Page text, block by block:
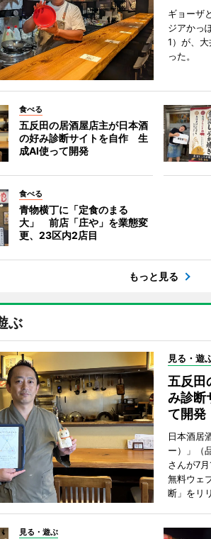
ギョーザ
ジアかっ
1）が、
った。
食べる
五反田の居酒屋店主が日本酒
の好み診断サイトを自作 生
成AI使って開発
食べる
青物横丁に「定食のまる
大」 前店「庄や」を業態変
更、23区内2店目
もっと見る
ぶ
見る・遊
五反田
み診
て開発
日本酒居
ー）」（
さんが7
無料ウェ
断」をリ
見る・遊ぶ